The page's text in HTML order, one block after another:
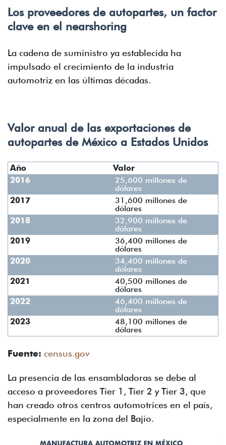
Los proveedores de autopartes, un factor
clave en el nearshoring
La cadena de suministro ya establecida ha
impulsado el crecimiento de la industria
automotriz en las últimas décadas.
Valor anual de las exportaciones de
autopartes de México a Estados Unidos
Año
Valor
2016
25,600 millones de
dólares
2017
31,600 millones de
dólares
2018
32,900 millones de
dólares
2019
36,400 millones de
dólares
2020
34,400 millones de
dólares
2021
40,500 millones de
dólares
2022
46,400 millones de
dólares
2023
48,100 millones de
dólares
Fuente: census.gov
La presencia de las ensambladoras se debe al
acceso a proveedores Tier 1, Tier 2 y Tier 3, que
han creado otros centros automotrices en el país,
especialmente en la zona del Bajío.